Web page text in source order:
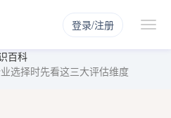
登录/注册
百科
选择时先看这三大评估维度